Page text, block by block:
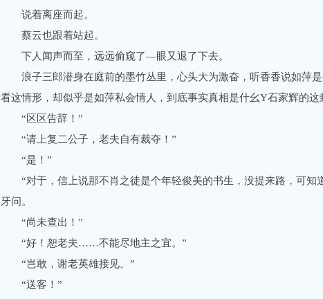
说着离座而起。
蔡云也跟着站起。
下人闻声而至，远远偷窥了—眼又退了下去。
浪子三郎潜身在庭前的墨竹丛里，心头大为激奋，听香香说如萍是
看这情形，却似乎是如萍私会情人，到底事实真相是什幺Y石家辉的这
“区区告辞！”
“请上复二公子，老夫自有裁夺！”
“是！”
“对于，信上说那不肖之徒是个年轻俊美的书生，没提来路，可知
牙问。
“尚未查出！”
“好！恕老夫……不能尽地主之宜。”
“岂敢，谢老英雄接见。”
“送客！”